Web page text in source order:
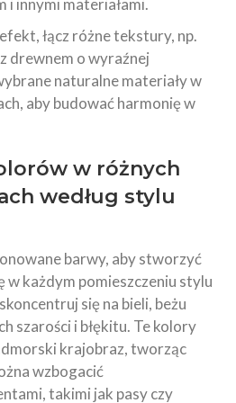
łącz różne tekstury, np.
drewnem o wyraźnej
naturalne materiały w
aby budować harmonię w
w różnych
według stylu
barwy, aby stworzyć
każdym pomieszczeniu stylu
skoncentruj się na bieli, beżu
szarości i błękitu. Te kolory
krajobraz, tworząc
wzbogacić
takimi jak pasy czy